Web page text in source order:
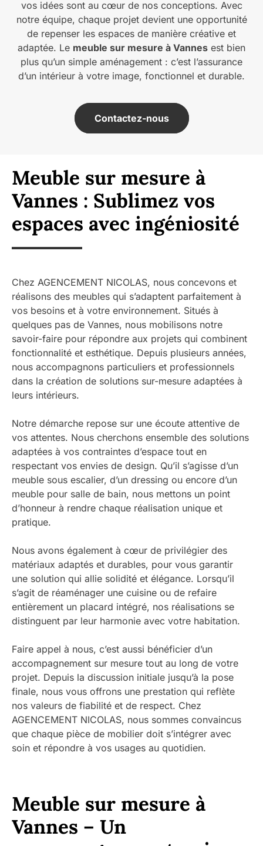
vos idées sont au cœur de nos conceptions. Avec
notre équipe, chaque projet devient une opportunité
de repenser les espaces de manière créative et
adaptée. Le meuble sur mesure à Vannes est bien
plus qu’un simple aménagement : c’est l’assurance
d’un intérieur à votre image, fonctionnel et durable.
Contactez-nous
Meuble sur mesure à
Vannes : Sublimez vos
espaces avec ingéniosité
Chez AGENCEMENT NICOLAS, nous concevons et
réalisons des meubles qui s’adaptent parfaitement à
vos besoins et à votre environnement. Situés à
quelques pas de Vannes, nous mobilisons notre
savoir-faire pour répondre aux projets qui combinent
fonctionnalité et esthétique. Depuis plusieurs années,
nous accompagnons particuliers et professionnels
dans la création de solutions sur-mesure adaptées à
leurs intérieurs.
Notre démarche repose sur une écoute attentive de
vos attentes. Nous cherchons ensemble des solutions
adaptées à vos contraintes d’espace tout en
respectant vos envies de design. Qu’il s’agisse d’un
meuble sous escalier, d’un dressing ou encore d’un
meuble pour salle de bain, nous mettons un point
d’honneur à rendre chaque réalisation unique et
pratique.
Nous avons également à cœur de privilégier des
matériaux adaptés et durables, pour vous garantir
une solution qui allie solidité et élégance. Lorsqu’il
s’agit de réaménager une cuisine ou de refaire
entièrement un placard intégré, nos réalisations se
distinguent par leur harmonie avec votre habitation.
Faire appel à nous, c’est aussi bénéficier d’un
accompagnement sur mesure tout au long de votre
projet. Depuis la discussion initiale jusqu’à la pose
finale, nous vous offrons une prestation qui reflète
nos valeurs de fiabilité et de respect. Chez
AGENCEMENT NICOLAS, nous sommes convaincus
que chaque pièce de mobilier doit s’intégrer avec
soin et répondre à vos usages au quotidien.
Meuble sur mesure à
Vannes – Un